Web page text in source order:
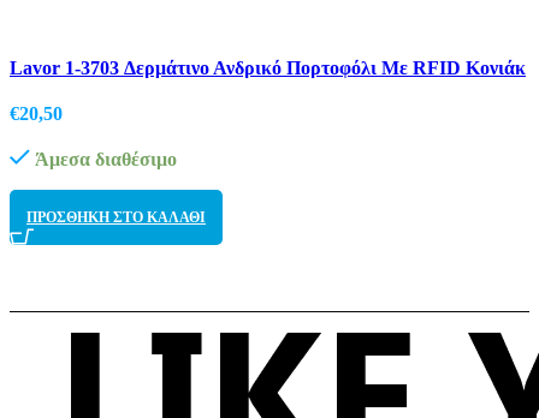
Lavor 1-3703 Δερμάτινο Ανδρικό Πορτοφόλι Με RFID Κονιάκ
€20,50
Άμεσα διαθέσιμο
ΠΡΟΣΘΉΚΗ ΣΤΟ ΚΑΛΆΘΙ